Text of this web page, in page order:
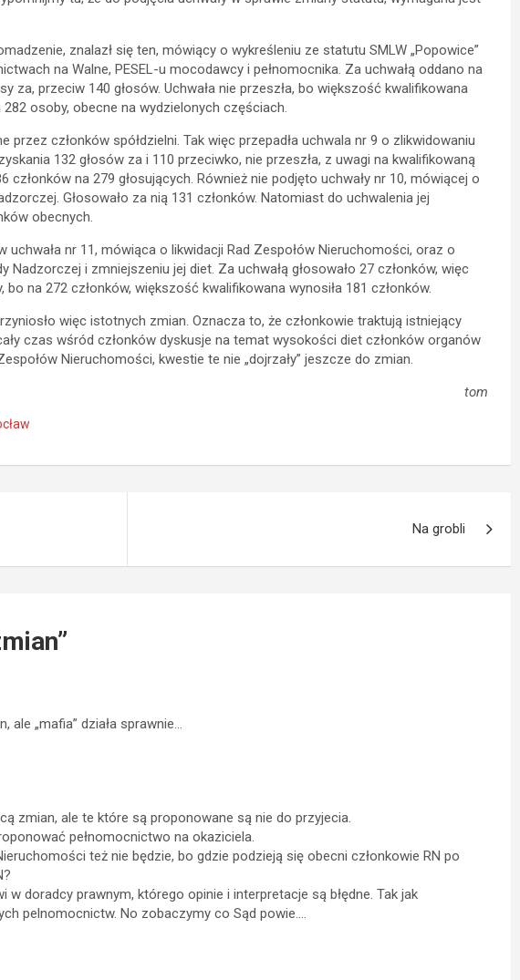
znalazł się ten, mówiący o wykreśleniu ze statutu SMLW „Popowice”
na Walne, PESEL-u mocodawcy i pełnomocnika. Za uchwałą oddano na
za, przeciw 140 głosów. Uchwała nie przeszła, bo większość kwalifikowana
osoby, obecne na wydzielonych częściach.
przez członków spółdzielni. Tak więc przepadła uchwala nr 9 o zlikwidowaniu
132 głosów za i 110 przeciwko, nie przeszła, z uwagi na kwalifikowaną
członków na 279 głosujących. Również nie podjęto uchwały nr 10, mówiącej o
Głosowało za nią 131 członków. Natomiast do uchwalenia jej
obecnych.
uchwała nr 11, mówiąca o likwidacji Rad Zespołów Nieruchomości, oraz o
Nadzorczej i zmniejszeniu jej diet. Za uchwałą głosowało 27 członków, więc
na 272 członków, większość kwalifikowana wynosiła 181 członków.
więc istotnych zmian. Oznacza to, że członkowie traktują istniejący
czas wśród członków dyskusje na temat wysokości diet członków organów
Nieruchomości, kwestie te nie „dojrzały” jeszcze do zmian.
tom
Na grobli
”
ale „mafia” działa sprawnie…
zmian, ale te które są proponowane są nie do przyjecia.
pełnomocnictwo na okaziciela.
też nie będzie, bo gdzie podzieją się obecni członkowie RN po
w doradcy prawnym, którego opinie i interpretacje są błędne. Tak jak
pelnomocnictw. No zobaczymy co Sąd powie….